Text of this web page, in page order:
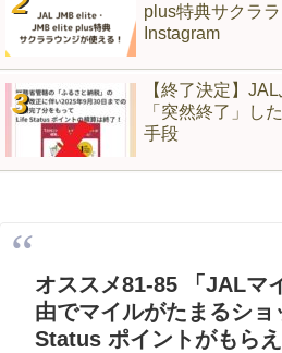
plus特典サクラ
Instagram
【終了決定】
「突然終了」し
手段
オススメ81-85 「JALマ
由でマイルがたまるシ
Status ポイントがもら